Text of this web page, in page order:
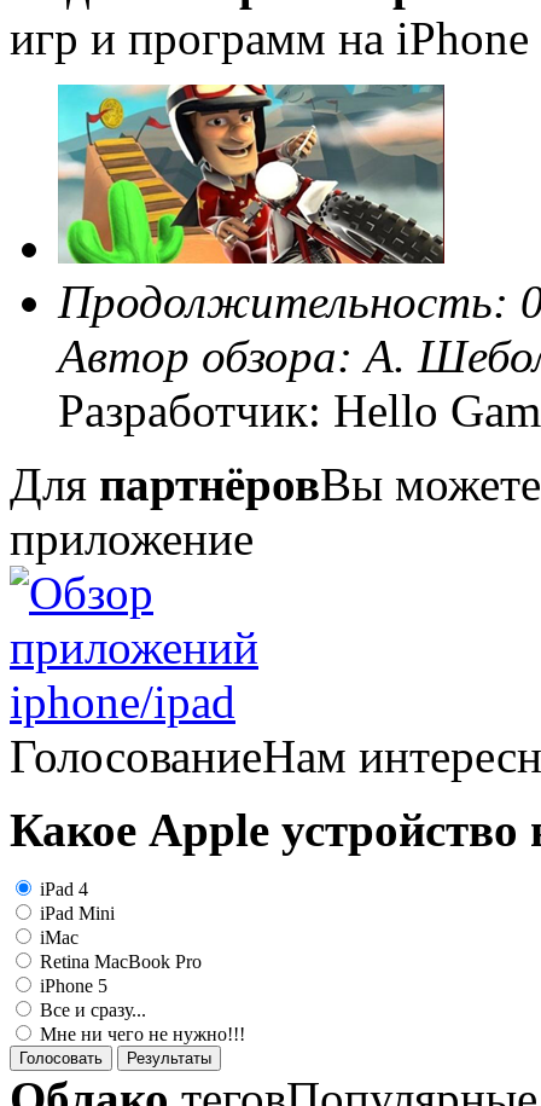
игр и программ на
Продолжительность:
Автор обзора:А.
Разработчик: Hello
Для партнёровВы можете
приложение
ГолосованиеНам
Какое Apple устройство
iPad 4
iPad Mini
iMac
Retina MacBook Pro
iPhone 5
Все и сразу...
Мне ни чего не нужно!!!
Голосовать Результаты